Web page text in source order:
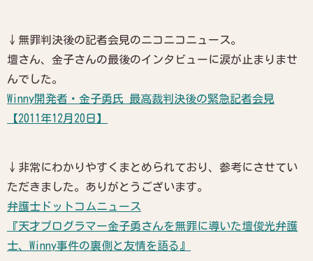
↓無罪判決後の記者会見のニコニコニュース。
壇さん、金子さんの最後のインタビューに涙が止まりませ
んでした。
Winny開発者・金子勇氏 最高裁判決後の緊急記者会見
【2011年12月20日】
↓非常にわかりやすくまとめられており、参考にさせてい
ただきました。ありがとうございます。
弁護士ドットコムニュース
『天才プログラマー金子勇さんを無罪に導いた壇俊光弁護
士、Winny事件の裏側と友情を語る』